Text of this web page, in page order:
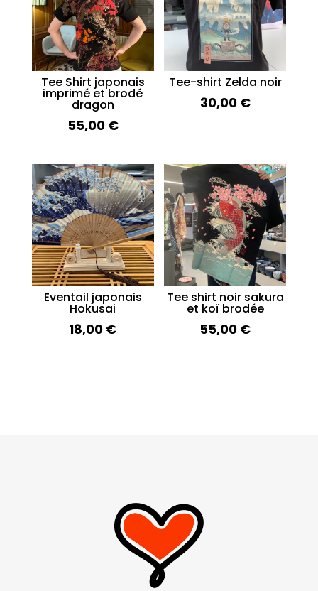
Tee Shirt japonais
imprimé et brodé
dragon
55,00 €
Tee-shirt Zelda noir
30,00 €
Eventail japonais
Hokusai
18,00 €
Tee shirt noir sakura
et koï brodée
55,00 €